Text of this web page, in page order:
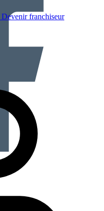
Devenir franchiseur